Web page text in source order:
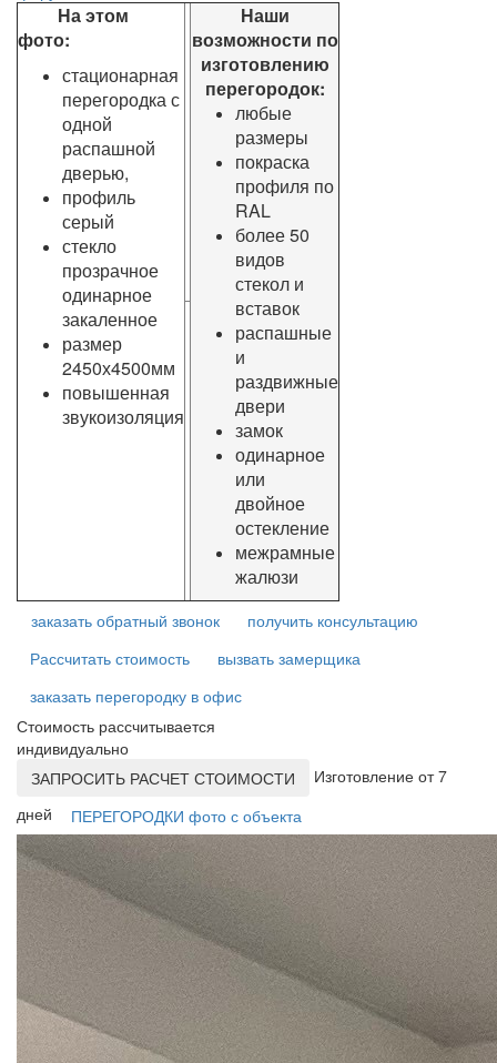
На этом
фото:
стационарная
перегородка с
одной
распашной
дверью,
профиль
серый
стекло
прозрачное
одинарное
закаленное
размер
2450х4500мм
повышенная
звукоизоляция
Наши
возможности по
изготовлению
перегородок:
любые
размеры
покраска
профиля по
RAL
более 50
видов
стекол и
вставок
распашные
и
раздвижные
двери
замок
одинарное
или
двойное
остекление
межрамные
жалюзи
заказать обратный звонок
получить консультацию
Рассчитать стоимость
вызвать замерщика
заказать перегородку в офис
Стоимость рассчитывается
индивидуально
ЗАПРОСИТЬ РАСЧЕТ СТОИМОСТИ
Изготовление от 7
дней
ПЕРЕГОРОДКИ фото с объекта